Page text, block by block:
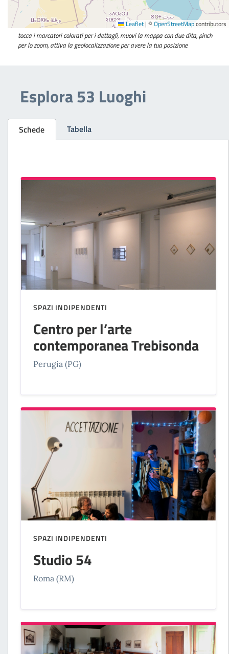
Leaflet | © OpenStreetMapcontributors
tocca i marcatori colorati per i dettagli, muovi la mappa con due dita, pinch
per lo zoom, attiva la geolocalizzazione per avere la tua posizione
Esplora 53 Luoghi
Schede Tabella
SPAZI INDIPENDENTI
Centro per l’arte
contemporanea Trebisonda
Perugia (PG)
SPAZI INDIPENDENTI
Studio 54
Roma (RM)